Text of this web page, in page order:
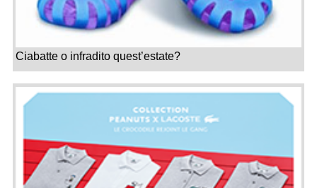
Ciabatte o infradito quest’estate?